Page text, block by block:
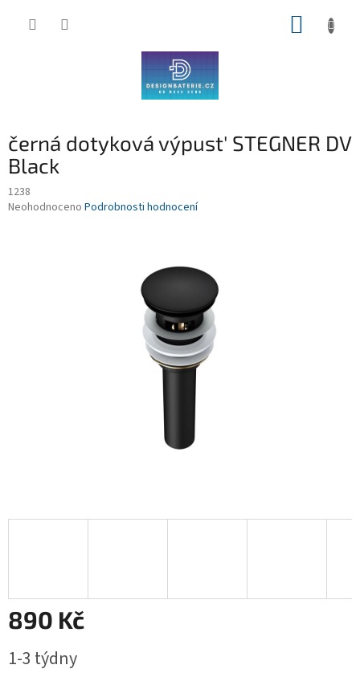
černá dotyková výpust' STEGNER DV
Black
1238
Průměrné
Neohodnoceno Podrobnosti hodnocení
890 Kč
cena:
1-3 týdny